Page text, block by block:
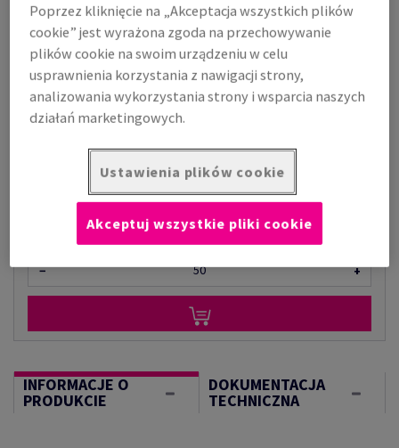
makulaturowa, GD2, 400g/m2, 0.525 mm, 610mm x 860mm, RA1, LG,
FSC Mix Credit
Zobacz dane techniczne
Cena z uwzględnieniem VAT
6 788,30 zł
W MAGAZYNIE
kilogram
− +
INFORMACJE O
PRODUKCIE
DOKUMENTACJA
TECHNICZNA
Poprzez kliknięcie na „Akceptacja wszystkich plików
cookie” jest wyrażona zgoda na przechowywanie
plików cookie na swoim urządzeniu w celu
usprawnienia korzystania z nawigacji strony,
analizowania wykorzystania strony i wsparcia naszych
działań marketingowych.
Ustawienia plików cookie
Akceptuj wszystkie pliki cookie